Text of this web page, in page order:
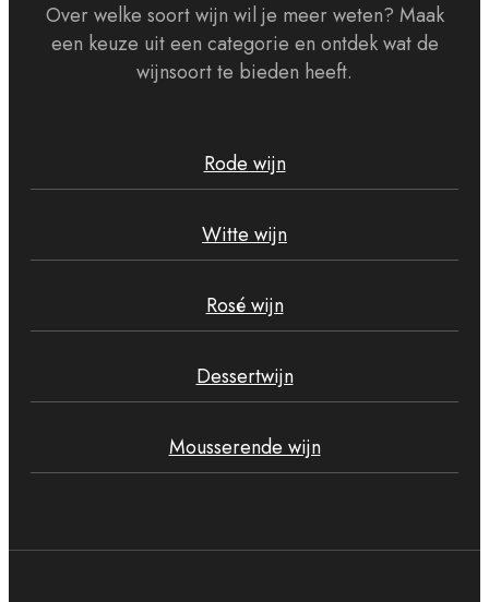
Over welke soort wijn wil je meer weten? Maak
een keuze uit een categorie en ontdek wat de
wijnsoort te bieden heeft.
Rode wijn
Witte wijn
Rosé wijn
Dessertwijn
Mousserende wijn